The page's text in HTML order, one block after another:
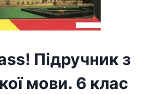
Підручник з
мови. 6 клас